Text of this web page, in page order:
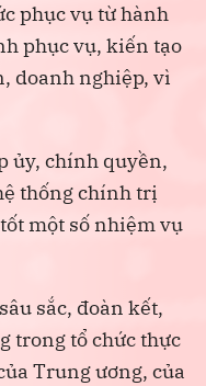
phục vụ từ hành
phục vụ, kiến tạo
doanh nghiệp, vì
ủy, chính quyền,
thống chính trị
một số nhiệm vụ
sắc, đoàn kết,
trong tổ chức thực
Trung ương, của